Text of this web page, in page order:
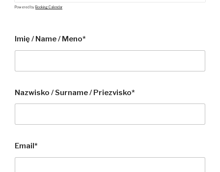
Powered by Booking Calendar
Imię / Name / Meno*
Nazwisko / Surname / Priezvisko*
Email*